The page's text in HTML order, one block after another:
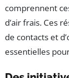
comprennent
d’air frais. Ces
de contacts et
essentielles